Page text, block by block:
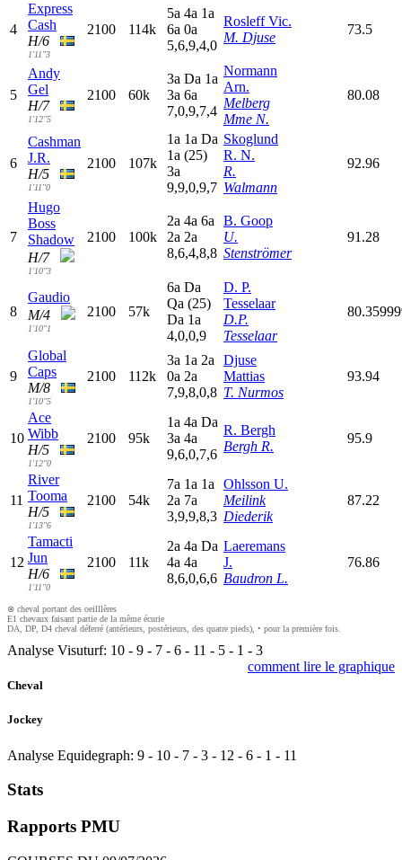
4
Express
Cash
H/6
1'11"3
2100 114k
5a 4a 1a
6a 0a
5,6,9,4,0
Rosleff Vic.
M. Djuse
73.5
5
Andy
Gel
H/7
1'12"5
2100 60k
3a Da 1a
3a 6a
7,0,9,7,4
Normann
Arn.
Melberg
Mme N.
80.08
6
Cashman
J.R.
H/5
1'11"0
2100 107k
1a 1a Da
1a (25)
3a
9,9,0,9,7
Skoglund
R. N.
R.
Walmann
92.96
7
Hugo
Boss
Shadow
H/7
1'10"3
2100 100k
2a 4a 6a
2a 2a
8,6,4,8,8
B. Goop
U.
Stenströmer
91.28
8
Gaudio
M/4
1'10"1
2100 57k
6a Da
Qa (25)
Da 1a
4,0,0,9
D. P.
Tesselaar
D.P.
Tesselaar
9
Global
Caps
M/8
1'10"5
2100 112k
3a 1a 2a
0a 2a
7,9,8,0,8
Djuse
Mattias
T. Nurmos
93.94
10
Ace
Wibb
H/5
1'12"0
2100 95k
1a 4a Da
3a 4a
9,6,0,7,6
R. Bergh
Bergh R.
95.9
11
River
Tooma
H/5
1'13"6
2100 54k
7a 1a 1a
2a 7a
3,9,9,8,3
Ohlsson U.
Meilink
Diederik
87.22
12
Tamacti
Jun
H/6
1'11"0
2100 11k
2a 4a Da
4a 4a
8,6,0,6,6
Laeremans
J.
Baudron L.
76.86
⊗ cheval portant des oeilllères
E1 chevaux faisant partie de la même écurie
DA, DP, D4 cheval déferré (antérieurs, postérieurs, des quatre pieds), • pour la première fois.
Analyse Visuturf: 10 - 9 - 7 - 6 - 11 - 5 - 1 - 3
comment lire le graphique
Cheval
Jockey
Analyse Equidegraph: 9 - 10 - 7 - 3 - 12 - 6 - 1 - 11
Stats
Rapports PMU